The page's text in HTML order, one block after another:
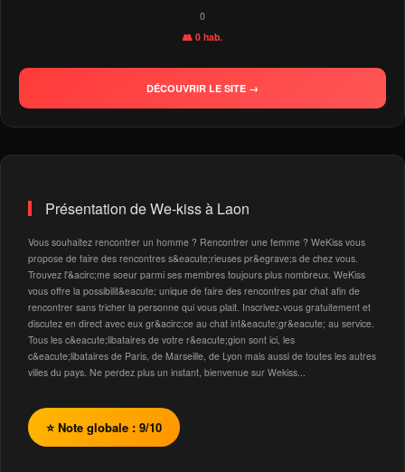
0
👥 0 hab.
DÉCOUVRIR LE SITE →
Présentation de We-kiss à Laon
Vous souhaitez rencontrer un homme ? Rencontrer une femme ? WeKiss vous
propose de faire des rencontres s&eacute;rieuses pr&egrave;s de chez vous.
Trouvez l'&acirc;me soeur parmi ses membres toujours plus nombreux. WeKiss
vous offre la possibilit&eacute; unique de faire des rencontres par chat afin de
rencontrer sans tricher la personne qui vous plait. Inscrivez-vous gratuitement et
discutez en direct avec eux gr&acirc;ce au chat int&eacute;gr&eacute; au service.
Tous les c&eacute;libataires de votre r&eacute;gion sont ici, les
c&eacute;libataires de Paris, de Marseille, de Lyon mais aussi de toutes les autres
villes du pays. Ne perdez plus un instant, bienvenue sur Wekiss...
⭐ Note globale : 9/10